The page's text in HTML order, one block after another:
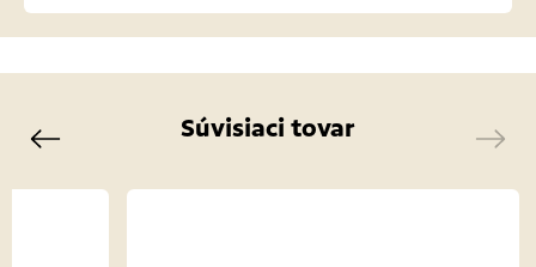
Súvisiaci tovar
Previous Next